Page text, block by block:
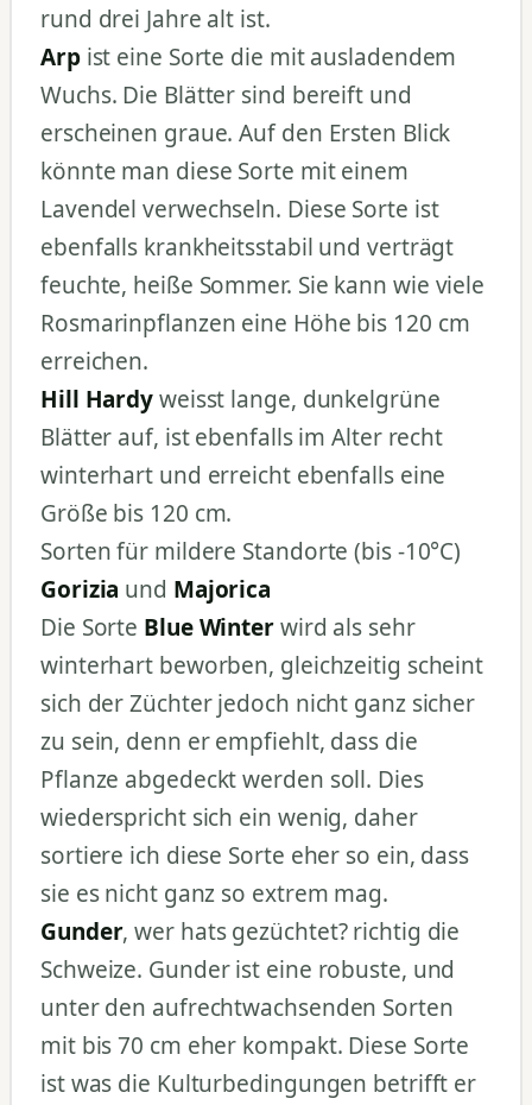
rund drei Jahre alt ist.
Arpist eine Sorte die mit ausladendem
Wuchs. Die Blätter sind bereift und
erscheinen graue. Auf den Ersten Blick
könnte man diese Sorte mit einem
Lavendel verwechseln. Diese Sorte ist
ebenfalls krankheitsstabil und verträgt
feuchte, heiße Sommer. Sie kann wie viele
Rosmarinpflanzen eine Höhe bis 120 cm
erreichen.
Hill Hardyweisst lange, dunkelgrüne
Blätter auf, ist ebenfalls im Alter recht
winterhart und erreicht ebenfalls eine
Größe bis 120 cm.
Sorten für mildere Standorte (bis -10°C)
Gorizia und Majorica
Die Sorte Blue Winterwird als sehr
winterhart beworben, gleichzeitig scheint
sich der Züchter jedoch nicht ganz sicher
zu sein, denn er empfiehlt, dass die
Pflanze abgedeckt werden soll. Dies
wiederspricht sich ein wenig, daher
sortiere ich diese Sorte eher so ein, dass
sie es nicht ganz so extrem mag.
Gunder, wer hats gezüchtet? richtig die
Schweize. Gunder ist eine robuste, und
unter den aufrechtwachsenden Sorten
mit bis 70 cm eher kompakt. Diese Sorte
ist was die Kulturbedingungen betrifft er